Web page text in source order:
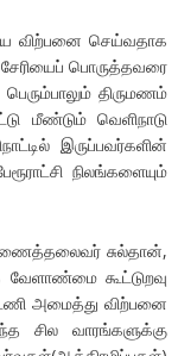
விற்பனை செய்வதாக
பொருத்தவரை
திருமணம்
மீண்டும் வெளிநாடு
இருப்பவர்களின்
நிலங்களையும்
சுல்தான்,
கூட்டுறவு
அமைத்து விற்பனை
சில வாரங்களுக்கு